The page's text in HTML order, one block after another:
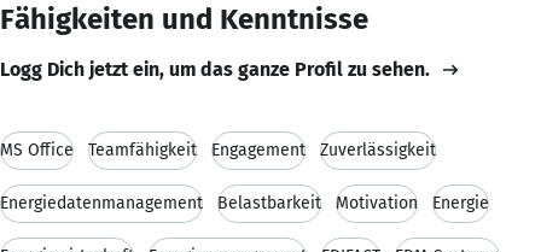
Fähigkeiten und Kenntnisse
Logg Dich jetzt ein, um das ganze Profil zu sehen.
MS Office Teamfähigkeit Engagement Zuverlässigkeit
Energiedatenmanagement Belastbarkeit Motivation Energie